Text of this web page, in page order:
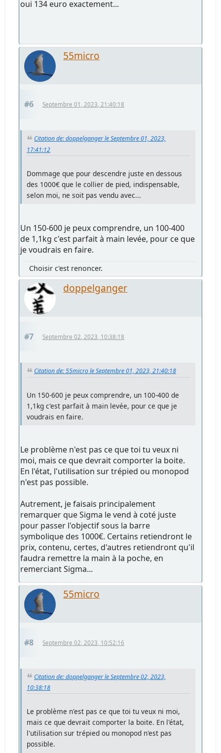
oui 134 euro exactement...
55micro
#6 Septembre 01, 2023, 21:40:18
Citation de: doppelganger le Septembre 01, 2023,
17:41:12
Dommage que pour descendre juste en dessous
des 1000€ que le collier de pied, indispensable,
selon moi, ne soit pas vendu avec...
Un 150-600 je peux comprendre, un 100-400
de 1,1kg c'est parfait à main levée, pour ce que
je voudrais en faire.
Choisir c'est renoncer.
doppelganger
#7 Septembre 02, 2023, 10:38:18
Citation de: 55micro le Septembre 01, 2023, 21:40:18
Un 150-600 je peux comprendre, un 100-400 de
1,1kg c'est parfait à main levée, pour ce que je
voudrais en faire.
Le problème n'est pas ce que toi tu veux ni
moi, mais ce que devrait comporter la boite.
En l'état, l'utilisation sur trépied ou monopod
n'est pas possible.
Autrement, je faisais principalement
remarquer que Sigma le vend à coté juste
pour passer l'objectif sous la barre
symbolique des 1000€. Certains retiendront le
prix, contenu, certes, d'autres retiendront qu'il
faudra remettre la main à la poche, en
remerciant Sigma...
55micro
#8 Septembre 02, 2023, 10:52:16
Citation de: doppelganger le Septembre 02, 2023,
10:38:18
Le problème n'est pas ce que toi tu veux ni moi,
mais ce que devrait comporter la boite. En l'état,
l'utilisation sur trépied ou monopod n'est pas
possible.